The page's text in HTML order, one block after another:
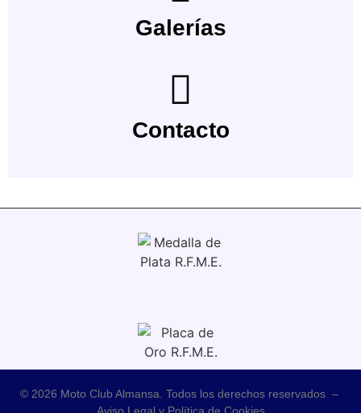
Galerías
Contacto
© 2026 Moto Club Almansa. Todos los derechos reservados –
Aviso Legal y Política de Cookies